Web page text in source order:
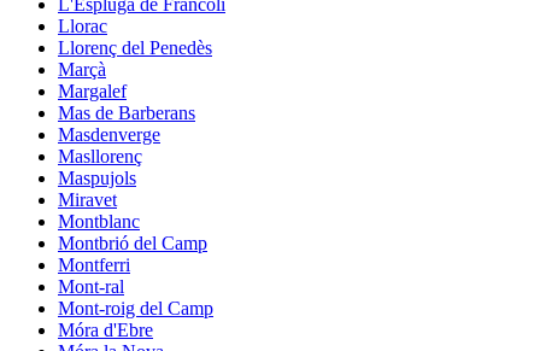
Llorac
Llorenç del Penedès
Marçà
Margalef
Mas de Barberans
Masdenverge
Masllorenç
Maspujols
Miravet
Montblanc
Montbrió del Camp
Montferri
Mont-ral
Mont-roig del Camp
Móra d'Ebre